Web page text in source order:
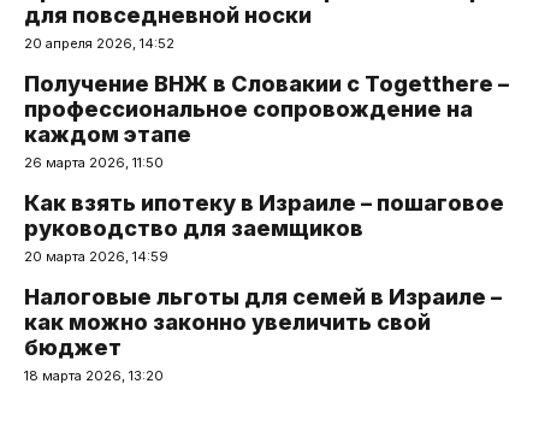
для повседневной носки
20 апреля 2026, 14:52
Получение ВНЖ в Словакии с Togetthere –
профессиональное сопровождение на
каждом этапе
26 марта 2026, 11:50
Как взять ипотеку в Израиле – пошаговое
руководство для заемщиков
20 марта 2026, 14:59
Налоговые льготы для семей в Израиле –
как можно законно увеличить свой
бюджет
18 марта 2026, 13:20